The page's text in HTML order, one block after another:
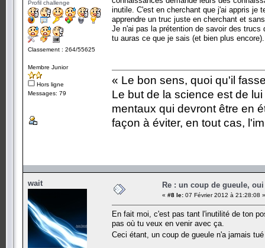
Profil challenge
Classement : 264/55625
Membre Junior
Hors ligne
Messages: 79
inutile. C'est en cherchant que j'ai appris je
apprendre un truc juste en cherchant et
Je n'ai pas la prétention de savoir des trucs
tu auras ce que je sais (et bien plus encore).
« Le bon sens, quoi qu'il
Le but de la science est de
mentaux qui devront être en
façon à éviter, en tout cas,
wait Re : un coup de gueule, oui
« #8 le: 07 Février 2012 à 21:28:08 »
En fait moi, c'est pas tant l'inutilité de ton
pas où tu veux en venir avec ça.
Ceci étant, un coup de gueule n'a jamais